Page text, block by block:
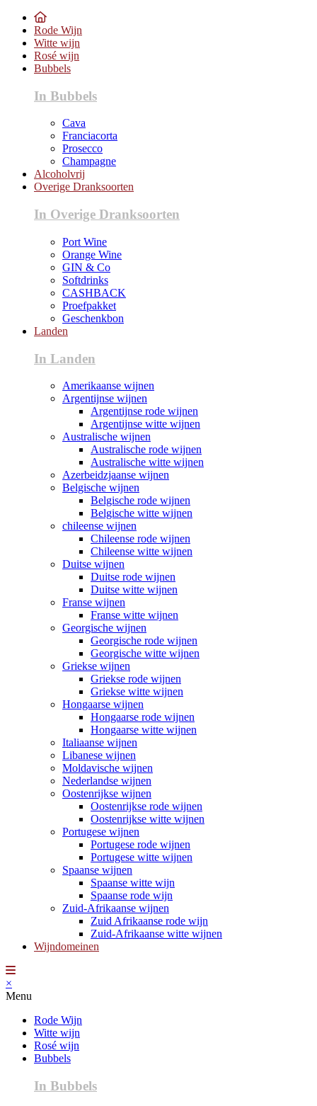
Rode Wijn
Witte wijn
Rosé wijn
Bubbels
In Bubbels
Cava
Franciacorta
Prosecco
Champagne
Alcoholvrij
Overige Dranksoorten
In Overige Dranksoorten
Port Wine
Orange Wine
GIN & Co
Softdrinks
CASHBACK
Proefpakket
Geschenkbon
Landen
In Landen
Amerikaanse wijnen
Argentijnse wijnen
Argentijnse rode wijnen
Argentijnse witte wijnen
Australische wijnen
Australische rode wijnen
Australische witte wijnen
Azerbeidzjaanse wijnen
Belgische wijnen
Belgische rode wijnen
Belgische witte wijnen
chileense wijnen
Chileense rode wijnen
Chileense witte wijnen
Duitse wijnen
Duitse rode wijnen
Duitse witte wijnen
Franse wijnen
Franse witte wijnen
Georgische wijnen
Georgische rode wijnen
Georgische witte wijnen
Griekse wijnen
Griekse rode wijnen
Griekse witte wijnen
Hongaarse wijnen
Hongaarse rode wijnen
Hongaarse witte wijnen
Italiaanse wijnen
Libanese wijnen
Moldavische wijnen
Nederlandse wijnen
Oostenrijkse wijnen
Oostenrijkse rode wijnen
Oostenrijkse witte wijnen
Portugese wijnen
Portugese rode wijnen
Portugese witte wijnen
Spaanse wijnen
Spaanse witte wijn
Spaanse rode wijn
Zuid-Afrikaanse wijnen
Zuid Afrikaanse rode wijn
Zuid-Afrikaanse witte wijnen
Wijndomeinen
×
Menu
Rode Wijn
Witte wijn
Rosé wijn
Bubbels
In Bubbels